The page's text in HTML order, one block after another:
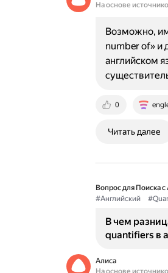
На основе
0
Возможно,
number of» и
английском
Читать далее
Вопрос для Поиска с
#Английский
В чем
quantifiers в
Алиса
На основе